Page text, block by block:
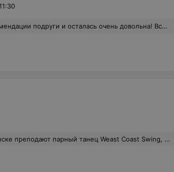
подруги и осталась очень довольна! Все понравилось.
по вкусу этот танец, можно посмотреть в интернете, кому интересно, это совсем другой уровень парного танца, который даёт огромную свободу в движении и создаётся ощущение, что плывёшь по паркету, как волна.